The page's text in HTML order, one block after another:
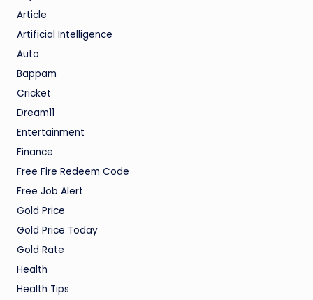
Article
Artificial Intelligence
Auto
Bappam
Cricket
Dream11
Entertainment
Finance
Free Fire Redeem Code
Free Job Alert
Gold Price
Gold Price Today
Gold Rate
Health
Health Tips